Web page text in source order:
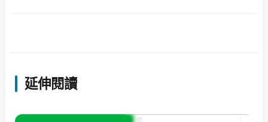
延伸閱讀